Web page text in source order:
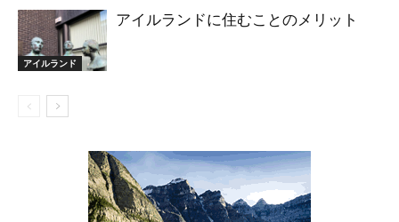
アイルランド
アイルランドに住むことのメリット